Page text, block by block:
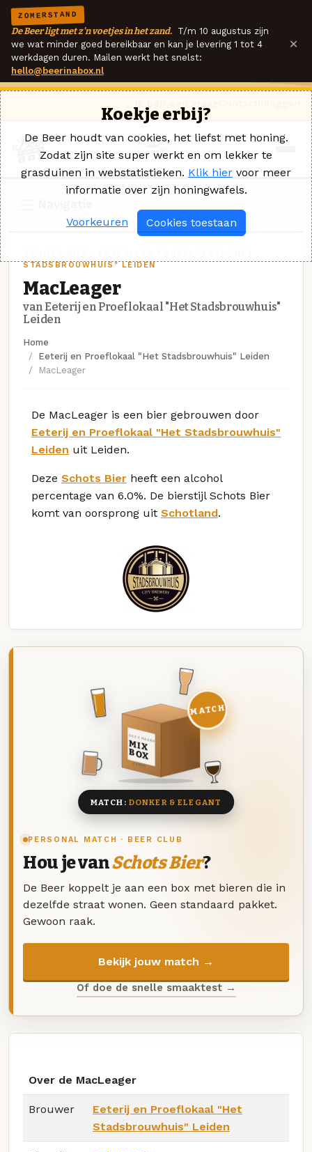
ZOMERSTAND
De Beer ligt met z'n voetjes in het zand. T/m 10 augustus zijn
we wat minder goed bereikbaar en kan je levering 1 tot 4
werkdagen duren. Mailen werkt het snelst:
hello@beerinabox.nl
×
STADSBROUWHUIS" LEIDEN
MacLeager
van Eeterij en Proeflokaal "Het Stadsbrouwhuis"
Leiden
Home
Eeterij en Proeflokaal "Het Stadsbrouwhuis" Leiden
MacLeager
De MacLeager is een bier gebrouwen door
Eeterij en Proeflokaal "Het Stadsbrouwhuis"
Leiden uit Leiden.
Deze Schots Bier heeft een alcohol
percentage van 6.0%. De bierstijl Schots Bier
komt van oorsprong uit Schotland.
PERSONAL MATCH · BEER CLUB
Hou je vanSchots Bier?
De Beer koppelt je aan een box met bieren die in
dezelfde straat wonen. Geen standaard pakket.
Gewoon raak.
Bekijk jouw match →
Of doe de snelle smaaktest →
DEZE MAAND
MIX
BOX
8 BIEREN
MATCH
MATCH: DONKER & ELEGANT
Over de MacLeager
Brouwer
Eeterij en Proeflokaal "Het
Stadsbrouwhuis" Leiden
Koekje erbij?
De Beer houdt van cookies, het liefst met honing.
Zodat zijn site super werkt en om lekker te
grasduinen in webstatistieken. Klik hier voor meer
informatie over zijn honingwafels.
Voorkeuren Cookies toestaan